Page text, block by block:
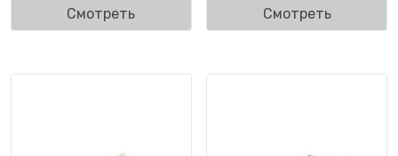
Смотреть Смотреть